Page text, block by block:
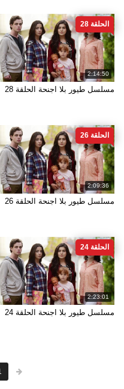
2:14:50
الحلقة 28
مسلسل طيور بلا اجنحة الحلقة 28
2:09:36
الحلقة 26
مسلسل طيور بلا اجنحة الحلقة 26
2:23:01
الحلقة 24
مسلسل طيور بلا اجنحة الحلقة 24